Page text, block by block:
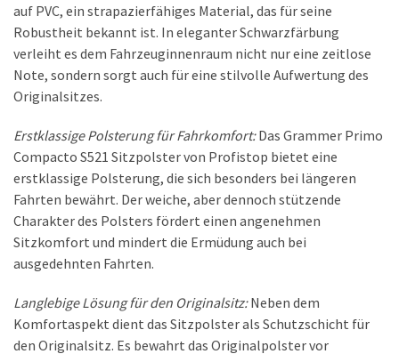
auf PVC, ein strapazierfähiges Material, das für seine
Robustheit bekannt ist. In eleganter Schwarzfärbung
verleiht es dem Fahrzeuginnenraum nicht nur eine zeitlose
Note, sondern sorgt auch für eine stilvolle Aufwertung des
Originalsitzes.
Erstklassige Polsterung für Fahrkomfort:Das Grammer Primo
Compacto S521 Sitzpolster von Profistop bietet eine
erstklassige Polsterung, die sich besonders bei längeren
Fahrten bewährt. Der weiche, aber dennoch stützende
Charakter des Polsters fördert einen angenehmen
Sitzkomfort und mindert die Ermüdung auch bei
ausgedehnten Fahrten.
Langlebige Lösung für den Originalsitz:Neben dem
Komfortaspekt dient das Sitzpolster als Schutzschicht für
den Originalsitz. Es bewahrt das Originalpolster vor